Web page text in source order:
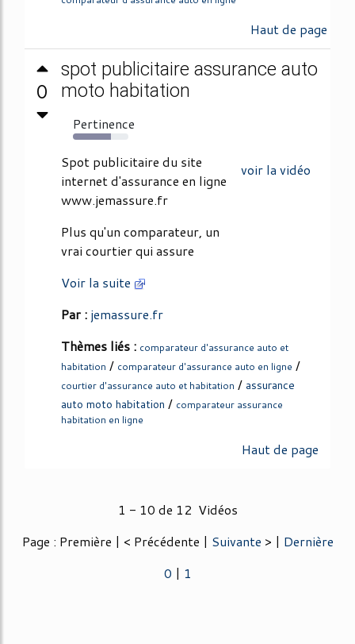
Haut de page
0
spot publicitaire assurance auto
moto habitation
Pertinence
69%
voir la vidéo
Spot publicitaire du site
internet d'assurance en ligne
www.jemassure.fr
Plus qu'un comparateur, un
vrai courtier qui assure
Voir la suite
Par : jemassure.fr
Thèmes liés : comparateur d'assurance auto et
habitation / comparateur d'assurance auto en ligne /
courtier d'assurance auto et habitation / assurance
auto moto habitation / comparateur assurance
habitation en ligne
Haut de page
1 - 10 de 12 Vidéos
Page : Première | < Précédente | Suivante > | Dernière
0 | 1